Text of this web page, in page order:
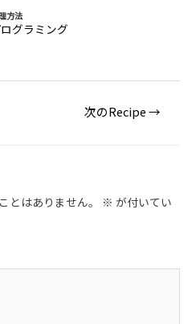
方法
グラミング
次のRecipe→
とはありません。 ※ が付いてい